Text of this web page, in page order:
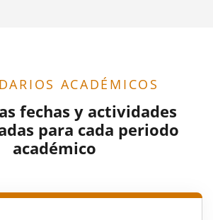
ACADÉMICOS
fechas y actividades
para cada periodo
académico